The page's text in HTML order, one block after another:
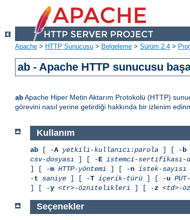
Apache > HTTP Sunucusu > Belgeleme > Sürüm 2.4 >
ab - Apache HTTP sunucusu
abApache Hiper Metin Aktarım Protokolü (HTTP)
görevini nasıl yerine getirdiği hakkında bir izlenim
Kullanım
ab [ -A yetkili-kullanıcı:parola ] [ -b
csv-dosyası ] [ -E istemci-sertifikası-
] [ -m HTTP-yöntemi ] [ -n istek-sayısı
-t saniye ] [ -T içerik-türü ] [ -u
] [ -y <tr>-öznitelikleri ] [ -z <td>-
Seçenekler